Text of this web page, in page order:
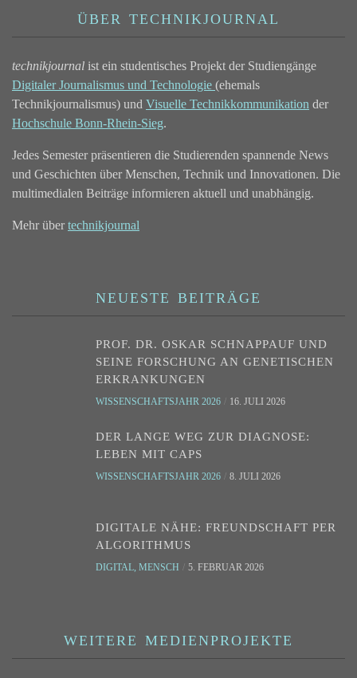
ÜBER TECHNIKJOURNAL
technikjournal ist ein studentisches Projekt der Studiengänge
Digitaler Journalismus und Technologie (ehemals
Technikjournalismus) und Visuelle Technikkommunikation der
Hochschule Bonn-Rhein-Sieg.
Jedes Semester präsentieren die Studierenden spannende News
und Geschichten über Menschen, Technik und Innovationen. Die
multimedialen Beiträge informieren aktuell und unabhängig.
Mehr über technikjournal
NEUESTE BEITRÄGE
PROF. DR. OSKAR SCHNAPPAUF UND
SEINE FORSCHUNG AN GENETISCHEN
ERKRANKUNGEN
WISSENSCHAFTSJAHR 2026 16. JULI 2026
DER LANGE WEG ZUR DIAGNOSE:
LEBEN MIT CAPS
WISSENSCHAFTSJAHR 2026 8. JULI 2026
DIGITALE NÄHE: FREUNDSCHAFT PER
ALGORITHMUS
DIGITAL, MENSCH 5. FEBRUAR 2026
WEITERE MEDIENPROJEKTE